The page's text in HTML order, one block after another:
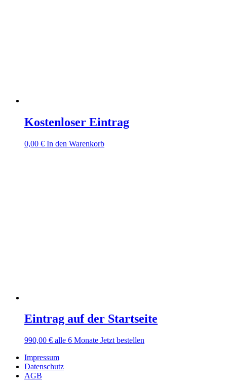
Kostenloser Eintrag
0,00 € In den Warenkorb
Eintrag auf der Startseite
990,00 € alle 6 Monate Jetzt bestellen
Impressum
Datenschutz
AGB